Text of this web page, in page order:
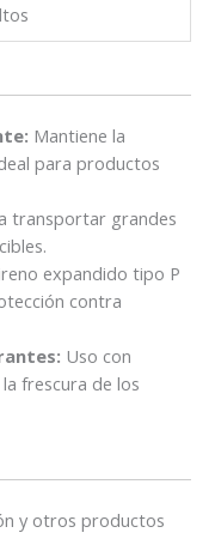
Mantiene la
para productos
transportar grandes
expandido tipo P
contra
Uso con
frescura de los
y otros productos